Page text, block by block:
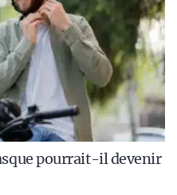
pourrait-il devenir